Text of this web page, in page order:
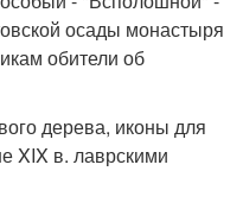
осады монастыря
обители об
дерева, иконы для
XIX в. лаврскими